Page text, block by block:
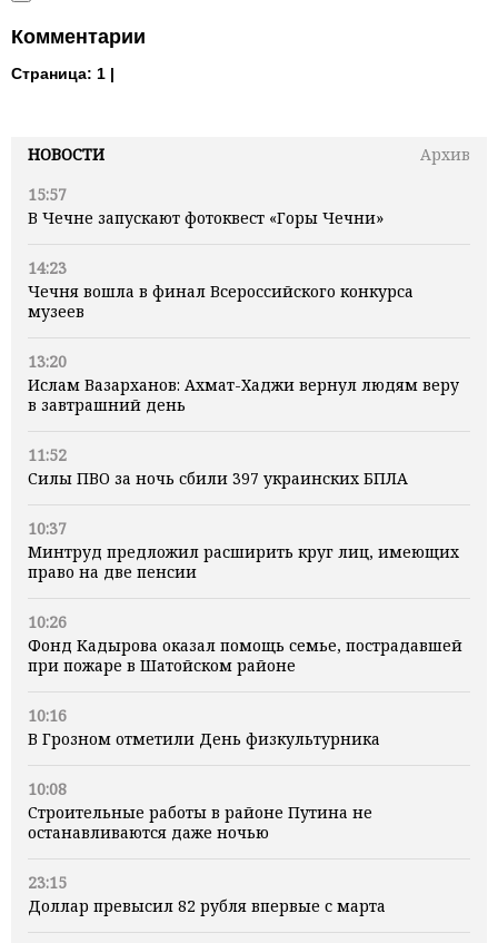
НОВОСТИ
Архив
15:57
В Чечне запускают фотоквест «Горы Чечни»
14:23
Чечня вошла в финал Всероссийского конкурса
музеев
13:20
Ислам Вазарханов: Ахмат-Хаджи вернул людям веру
в завтрашний день
11:52
Силы ПВО за ночь сбили 397 украинских БПЛА
10:37
Минтруд предложил расширить круг лиц, имеющих
право на две пенсии
10:26
Фонд Кадырова оказал помощь семье, пострадавшей
при пожаре в Шатойском районе
10:16
В Грозном отметили День физкультурника
10:08
Строительные работы в районе Путина не
останавливаются даже ночью
23:15
Доллар превысил 82 рубля впервые с марта
Комментарии
Страница: 1 |